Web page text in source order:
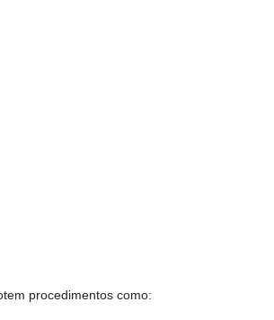
procedimentos como: